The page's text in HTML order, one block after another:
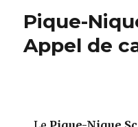
Pique-
Appel de